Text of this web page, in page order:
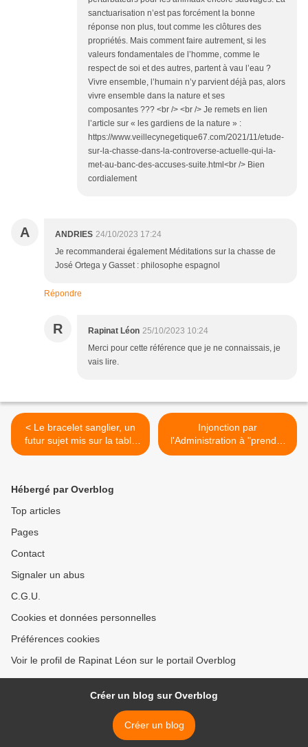
sanctuarisation n’est pas forcément la bonne
réponse non plus, tout comme les clôtures des
propriétés. Mais comment faire autrement, si les
valeurs fondamentales de l’homme, comme le
respect de soi et des autres, partent à vau l’eau ?
Vivre ensemble, l’humain n’y parvient déjà pas, alors
vivre ensemble dans la nature et ses
composantes ??? <br /> <br /> Je remets en lien
l’article sur « les gardiens de la nature » :
https://www.veillecynegetique67.com/2021/11/etude-
sur-la-chasse-dans-la-controverse-actuelle-qui-la-
met-au-banc-des-accuses-suite.html<br /> Bien
cordialement
A ANDRIES 24/10/2023 17:24
Je recommanderai également Méditations sur la chasse de
José Ortega y Gasset : philosophe espagnol
Répondre
R Rapinat Léon 25/10/2023 10:24
Merci pour cette référence que je ne connaissais, je
vais lire.
< Le bracelet sanglier, un
futur sujet mis sur la table
pour payer les dégâts ?
Injonction par
l'Administration à "prendre
possession" des bracelets
Hébergé par Overblog
Top articles
Pages
Contact
Signaler un abus
C.G.U.
Cookies et données personnelles
Préférences cookies
Voir le profil de Rapinat Léon sur le portail Overblog
Créer un blog sur Overblog
Créer un blog